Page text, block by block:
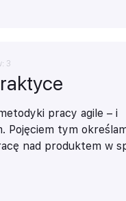
3
pracy agile – i
Pojęciem tym
nad produktem w